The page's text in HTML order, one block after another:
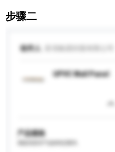
步骤二
收件人
UPVC Wall Panel
产品规格